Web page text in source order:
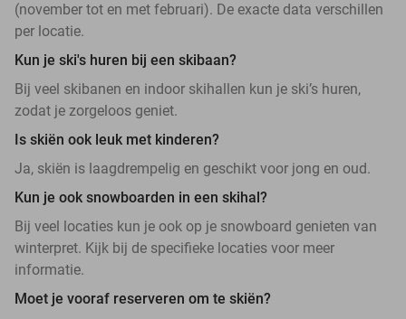
(november tot en met februari). De exacte data verschillen
per locatie.
Kun je ski's huren bij een skibaan?
Bij veel skibanen en indoor skihallen kun je ski’s huren,
zodat je zorgeloos geniet.
Is skiën ook leuk met kinderen?
Ja, skiën is laagdrempelig en geschikt voor jong en oud.
Kun je ook snowboarden in een skihal?
Bij veel locaties kun je ook op je snowboard genieten van
winterpret. Kijk bij de specifieke locaties voor meer
informatie.
Moet je vooraf reserveren om te skiën?